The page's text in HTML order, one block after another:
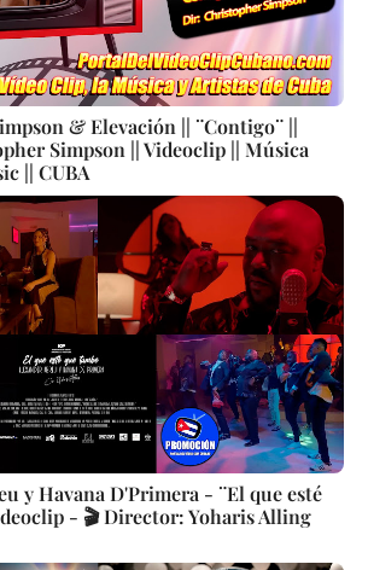
& Elevación || ¨Contigo¨ ||
Simpson || Videoclip || Música
|| CUBA
y Havana D'Primera - ¨El que esté
- 🎬 Director: Yoharis Alling